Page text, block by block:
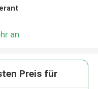
an
Preis für